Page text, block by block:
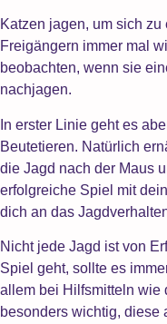
Katzen jagen, um sich
Freigängern immer mal
beobachten, wenn sie
nachjagen.
In erster Linie geht es
Beutetieren. Natürlich
die Jagd nach der Maus
erfolgreiche Spiel mit
dich an das
Nicht jede Jagd ist von
Spiel geht, sollte es
allem bei Hilfsmitteln wie
besonders wichtig, diese